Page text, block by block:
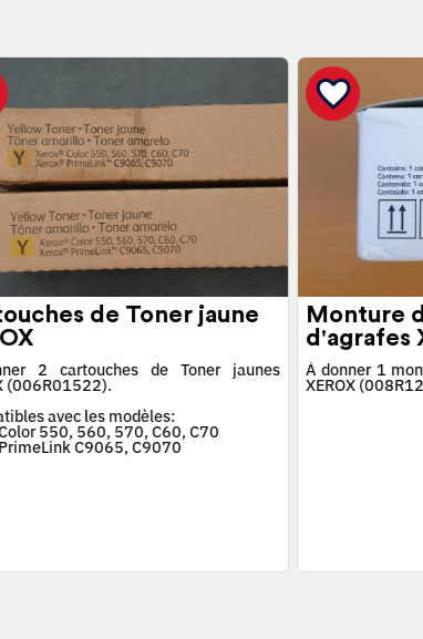
de Toner jaune
2 cartouches de Toner jaunes
(006R01522).
avec les modèles:
550, 560, 570, C60, C70
C9065, C9070
Monture
d'agrafes
À donner 1
XEROX